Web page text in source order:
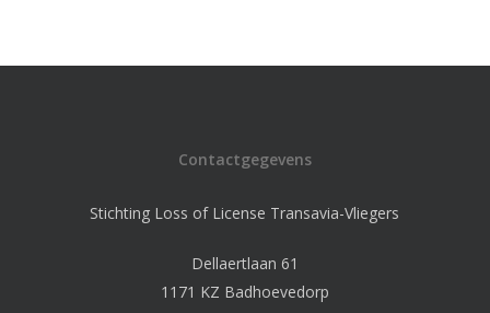
Contactgegevens
Stichting Loss of License Transavia-Vliegers
Dellaertlaan 61
1171 KZ Badhoevedorp